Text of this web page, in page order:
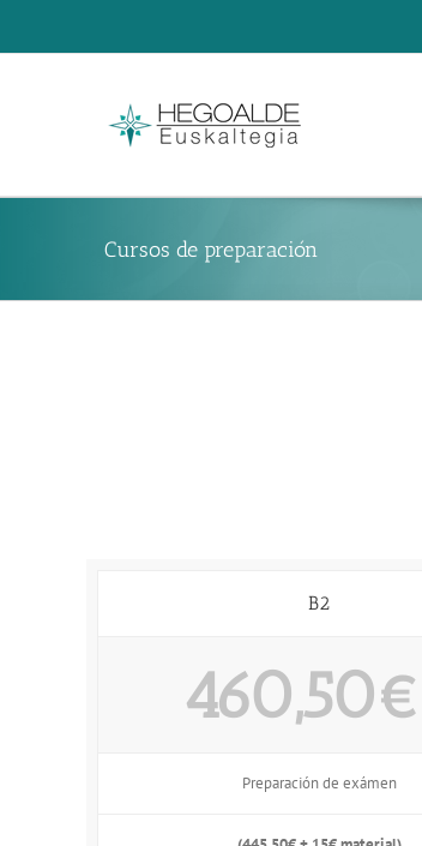
content
Cursos de preparación
B2
Preparación de exámen